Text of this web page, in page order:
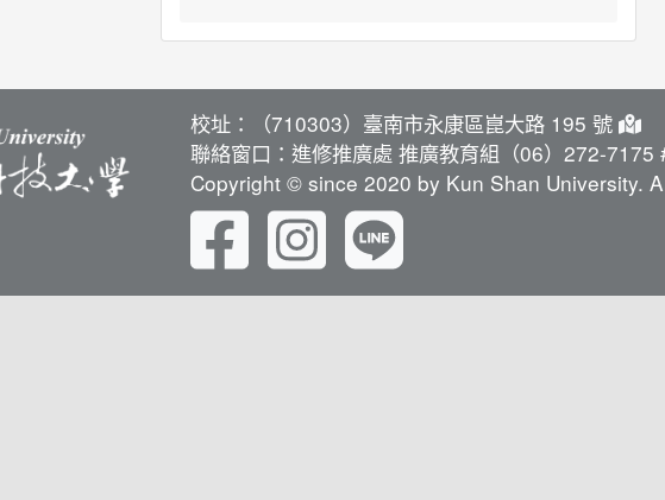
校址：（710303）臺南市永康區崑大路 195 號
聯絡窗口：進修推廣處 推廣教育組（06）272-7175
Copyright © since 2020 by Kun Shan University.